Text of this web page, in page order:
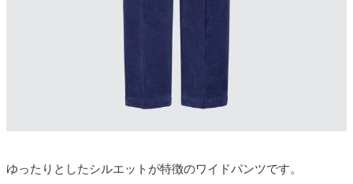
ゆったりとしたシルエットが特徴のワイドパンツです。